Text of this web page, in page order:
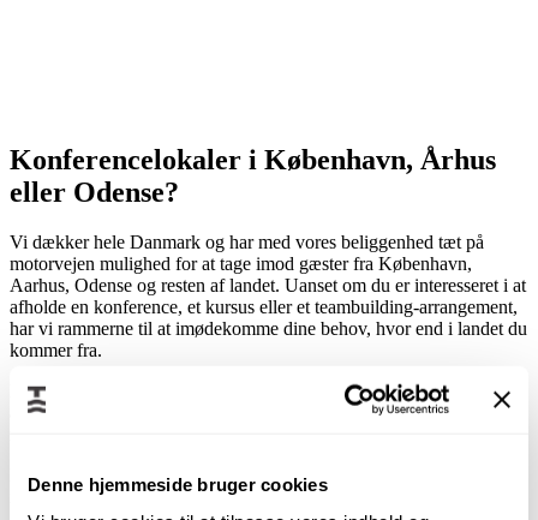
Denne hjemmeside bruger cookies
Konferencelokaler i København, Århus
eller Odense?
Vi dækker hele Danmark og har med vores beliggenhed tæt på
motorvejen mulighed for at tage imod gæster fra København,
Aarhus, Odense og resten af landet. Uanset om du er interesseret i at
afholde en konference, et kursus eller et teambuilding-arrangement,
har vi rammerne til at imødekomme dine behov, hvor end i landet du
kommer fra.
Kommer du fra Århus, tager det som sagt kun 1 time og 10 minutter
at nå vores parkeringsplads, hvor du har gratis parkering og
Kommer du fra København, tager det under 2,5 timer i bil. Så det er
ingen sag at holde konference i Jylland.